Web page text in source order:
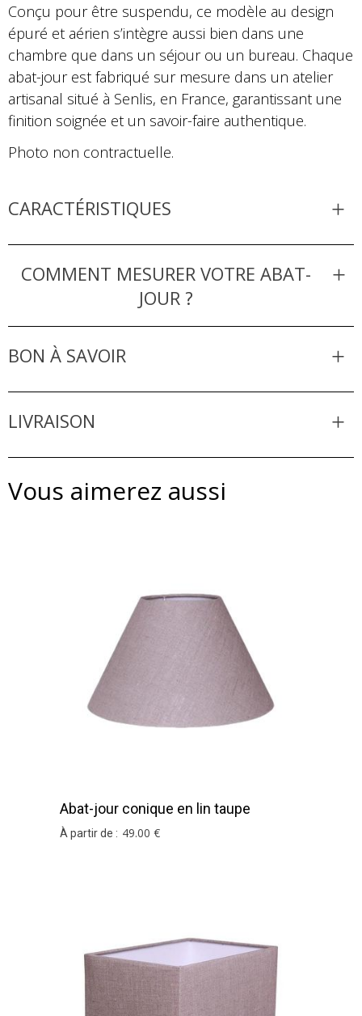
Conçu pour être suspendu, ce modèle au design
épuré et aérien s’intègre aussi bien dans une
chambre que dans un séjour ou un bureau. Chaque
abat-jour est fabriqué sur mesure dans un atelier
artisanal situé à Senlis, en France, garantissant une
finition soignée et un savoir-faire authentique.
Photo non contractuelle.
CARACTÉRISTIQUES
COMMENT MESURER VOTRE ABAT-
JOUR ?
BON À SAVOIR
LIVRAISON
Vous aimerez aussi
Abat-jour conique en lin taupe
À partir de : 49.00 €